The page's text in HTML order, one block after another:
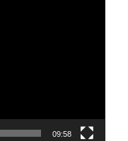
09:58